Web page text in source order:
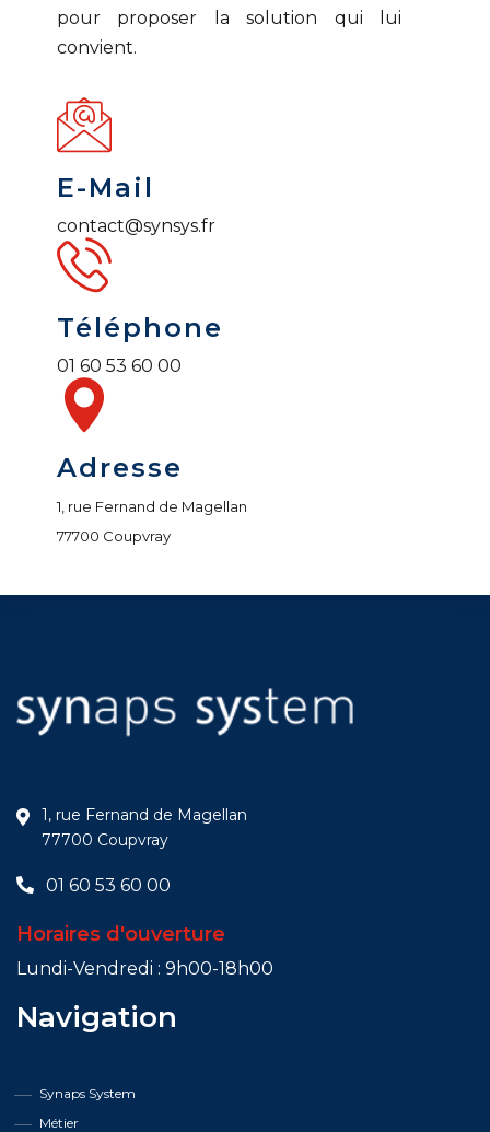
pour proposer la solution qui lui
convient.
E-Mail
contact@synsys.fr
Téléphone
01 60 53 60 00
Adresse
1, rue Fernand de Magellan
77700 Coupvray
1, rue Fernand de Magellan
77700 Coupvray
01 60 53 60 00
Horaires d'ouverture
Lundi-Vendredi : 9h00-18h00
Navigation
Synaps System
Métier